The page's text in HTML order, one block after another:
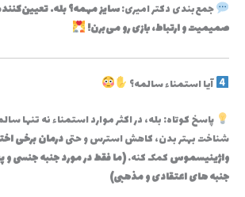
جمع‌بندی دکتر امیری:سایز مهمه؟ بله.
صمیمیت و ارتباط، بازی رو می‌برن!
آیا استمناء سالمه؟
پاسخ کوتاه: بله، در اکثر موارد استمناء نه تنها
شناخت بهتر بدن، کاهش استرس و حتیدرمان برخی
واژینیسموسکمک کنه.(ما فقط در مورد جنبه جنسی
جنبه های اعتقادی و مذهبی)